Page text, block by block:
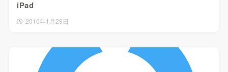
iPad
2010年1月28日